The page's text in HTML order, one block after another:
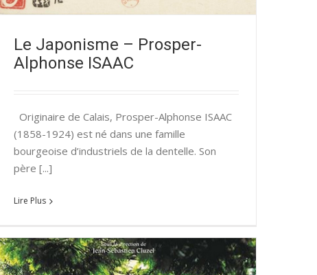
Le Japonisme – Prosper-
Alphonse ISAAC
Originaire de Calais, Prosper-Alphonse ISAAC
(1858-1924) est né dans une famille
bourgeoise d’industriels de la dentelle. Son
père [...]
Lire Plus